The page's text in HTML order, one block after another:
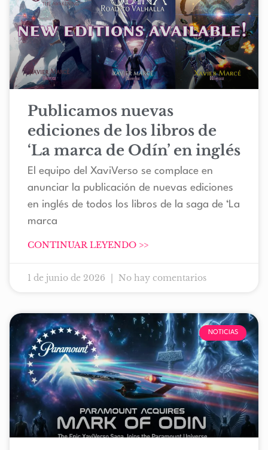
Publicamos nuevas
ediciones de los libros de
‘La marca de Odín’ en inglés
El equipo del XaviVerso se complace en
anunciar la publicación de nuevas ediciones
en inglés de todos los libros de la saga de ‘La
marca
CONTINUAR LEYENDO >>
1 de junio de 2026 No hay comentarios
NOTICIAS